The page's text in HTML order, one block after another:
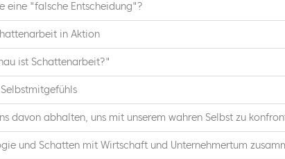
eine "falsche Entscheidung"?
in Aktion
ist Schattenarbeit?"
davon abhalten, uns mit unserem wahren Selbst zu
und Schatten mit Wirtschaft und Unternehmertum